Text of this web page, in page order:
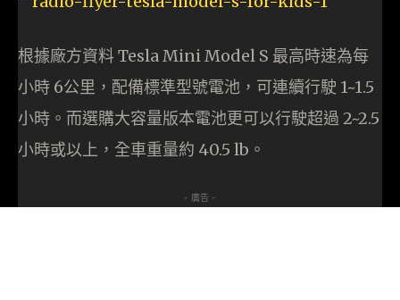
根據廠方資料 Tesla Mini Model S 最高時速為每
小時 6公里，配備標準型號電池，可連續行駛 1~1.5
小時。而選購大容量版本電池更可以行駛超過 2~2.5
小時或以上，全車重量約 40.5 lb。
- 廣告 -